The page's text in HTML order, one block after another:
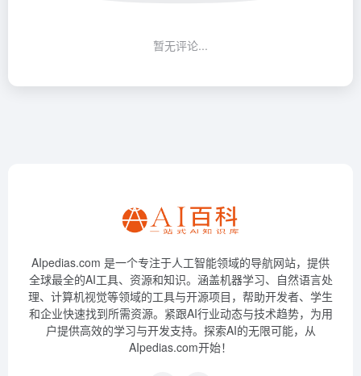
暂无评论...
AIpedias.com 是一个专注于人工智能领域的导航网站，提供
全球最全的AI工具、资源和知识。涵盖机器学习、自然语言处
理、计算机视觉等领域的工具与开源项目，帮助开发者、学生
和企业快速找到所需资源。紧跟AI行业动态与技术趋势，为用
户提供高效的学习与开发支持。探索AI的无限可能，从
AIpedias.com开始！